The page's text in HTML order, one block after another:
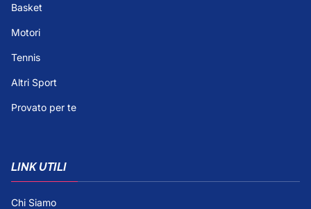
Basket
Motori
Tennis
Altri Sport
Provato per te
LINK UTILI
Chi Siamo